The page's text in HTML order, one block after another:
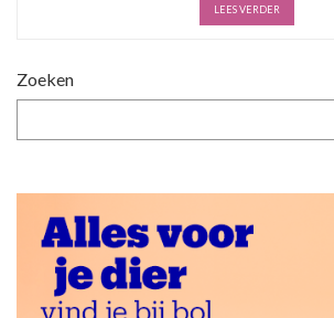
LEES VERDER
Zoeken